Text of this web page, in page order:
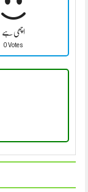
اچھی ہے
0 Votes